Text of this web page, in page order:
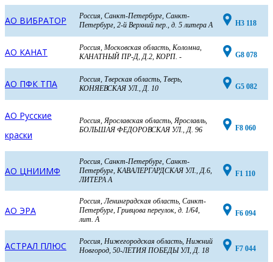
АО ВИБРАТОР
Россия, Санкт-Петербург, Санкт-
Петербург, 2-й Верхний пер., д. 5 литера А
H3 118
АО КАНАТ
Россия, Московская область, Коломна,
КАНАТНЫЙ ПР-Д, Д.2, КОРП. -
G8 078
АО ПФК ТПА
Россия, Тверская область, Тверь,
КОНЯЕВСКАЯ УЛ., Д. 10
G5 082
АО Русские
краски
Россия, Ярославская область, Ярославль,
БОЛЬШАЯ ФЕДОРОВСКАЯ УЛ., Д. 96
F8 060
АО ЦНИИМФ
Россия, Санкт-Петербург, Санкт-
Петербург, КАВАЛЕРГАРДСКАЯ УЛ., Д.6,
ЛИТЕРА А
F1 110
АО ЭРА
Россия, Ленинградская область, Санкт-
Петербург, Гривцова переулок, д. 1/64,
лит. А
F6 094
АСТРАЛ ПЛЮС
Россия, Нижегородская область, Нижний
Новгород, 50-ЛЕТИЯ ПОБЕДЫ УЛ, Д. 18
F7 044